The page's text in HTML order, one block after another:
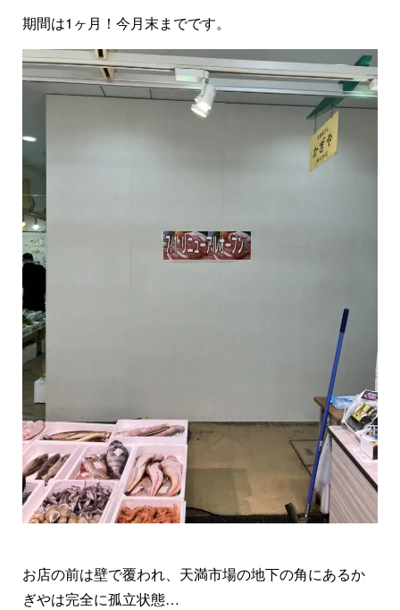
期間は1ヶ月！今月末までです。
お店の前は壁で覆われ、天満市場の地下の角にあるか
ぎやは完全に孤立状態…